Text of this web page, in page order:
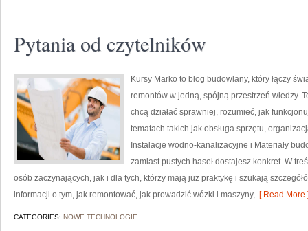
Pytania od czytelników
Kursy Marko to blog budowlany, który łączy
remontów w jedną, spójną przestrzeń wiedzy.
chcą działać sprawniej, rozumieć, jak
tematach takich jak obsługa sprzętu,
Instalacje wodno-kanalizacyjne i Materiały
zamiast pustych haseł dostajesz konkret. W
osób zaczynających, jak i dla tych, którzy mają już praktykę i szukają
informacji o tym, jak remontować, jak prowadzić wózki i maszyny, [ Read More
CATEGORIES: NOWE TECHNOLOGIE